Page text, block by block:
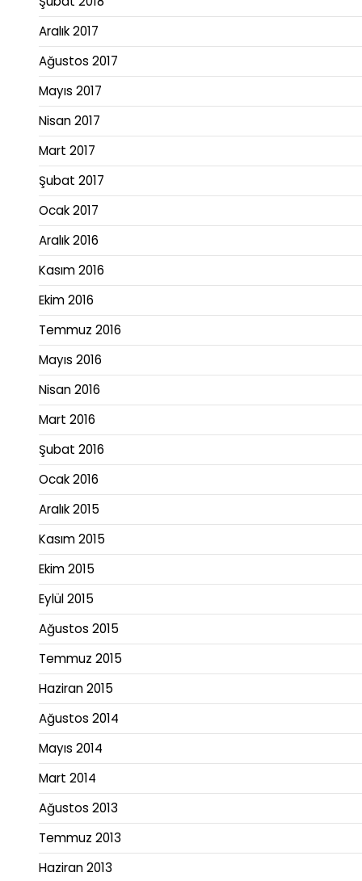
Aralık 2017
Ağustos 2017
Mayıs 2017
Nisan 2017
Mart 2017
Şubat 2017
Ocak 2017
Aralık 2016
Kasım 2016
Ekim 2016
Temmuz 2016
Mayıs 2016
Nisan 2016
Mart 2016
Şubat 2016
Ocak 2016
Aralık 2015
Kasım 2015
Ekim 2015
Eylül 2015
Ağustos 2015
Temmuz 2015
Haziran 2015
Ağustos 2014
Mayıs 2014
Mart 2014
Ağustos 2013
Temmuz 2013
Haziran 2013